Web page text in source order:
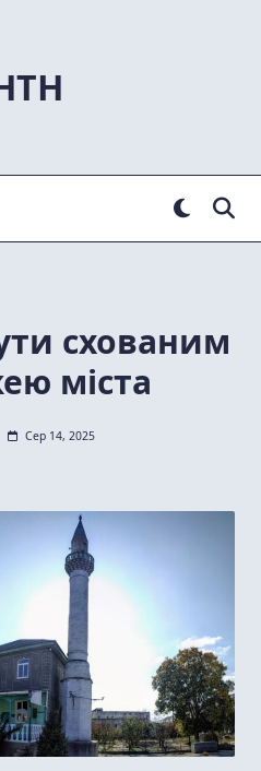
схованим
міста
Сер 14, 2025